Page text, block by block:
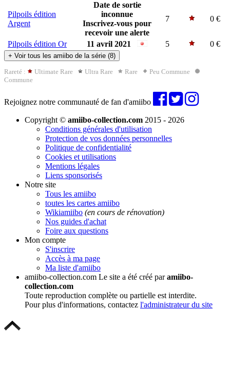
Pilpoils édition
Argent
Date de sortie
inconnue
Inscrivez-vous pour
recevoir une alerte
7 0 €
Pilpoils édition Or 11 avril 2021 5 0 €
+ Voir tous les amiibo de la série (8)
Rareté : Ultimate Rare Ultra Rare Rare
Peu Commune
Commune
Rejoignez notre communauté de fan d'amiibo
Copyright © amiibo-collection.com 2015 - 2026
Conditions générales d'utilisation
Protection de vos données personnelles
Politique de confidentialité
Cookies et utilisations
Mentions légales
Liens sponsorisés
Notre site
Tous les amiibo
toutes les cartes amiibo
Wikiamiibo (en cours de rénovation)
Nos guides d'achat
Foire aux questions
Mon compte
S'inscrire
Accès à ma page
Ma liste d'amiibo
amiibo-collection.com Le site a été créé paramiibo-
collection.com
Toute reproduction complète ou partielle est interdite.
Pour plus d'informations, contactez l'administrateur du site